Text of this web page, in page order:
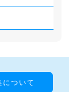
について